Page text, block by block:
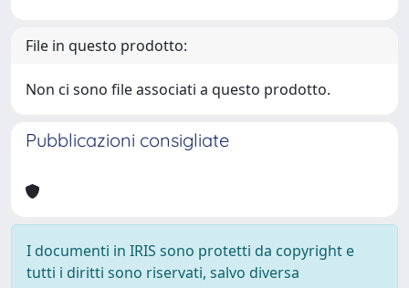
File in questo prodotto:
Non ci sono file associati a questo prodotto.
Pubblicazioni consigliate
I documenti in IRIS sono protetti da copyright e
tutti i diritti sono riservati, salvo diversa